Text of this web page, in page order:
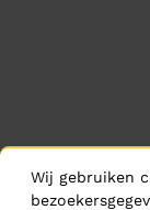
Wij gebruiken